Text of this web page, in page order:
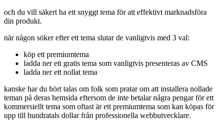
och du vill säkert ha ett snyggt tema för att effektivt marknadsföra
din produkt.
när någon söker efter ett tema slutar de vanligtvis med 3 val:
köp ett premiumtema
ladda ner ett gratis tema som vanligtvis presenteras av CMS
ladda ner ett nollat tema
kanske har du hört talas om folk som pratar om att installera nollade
teman på deras hemsida eftersom de inte betalar några pengar för ett
kommersiellt tema som oftast är ett premiumtema som kan köpas för
upp till hundratals dollar från professionella webbutvecklare.